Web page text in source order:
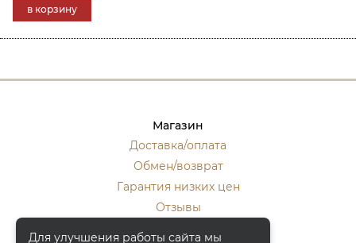
в корзину
Магазин
Доставка/оплата
Обмен/возврат
Гарантия низких цен
Отзывы
Для улучшения работы сайта мы